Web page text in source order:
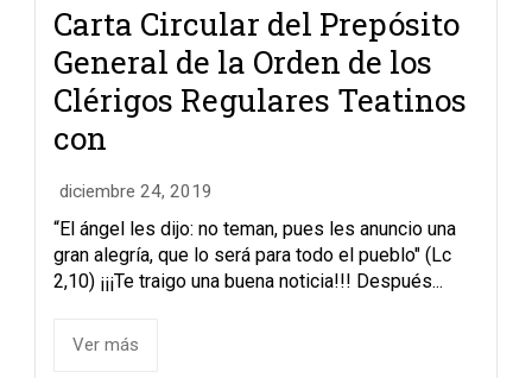
Carta Circular del Prepósito
General de la Orden de los
Clérigos Regulares Teatinos
con
diciembre 24, 2019
“El ángel les dijo: no teman, pues les anuncio una
gran alegría, que lo será para todo el pueblo" (Lc
2,10) ¡¡¡Te traigo una buena noticia!!! Después...
Ver más